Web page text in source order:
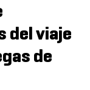
del viaje
de